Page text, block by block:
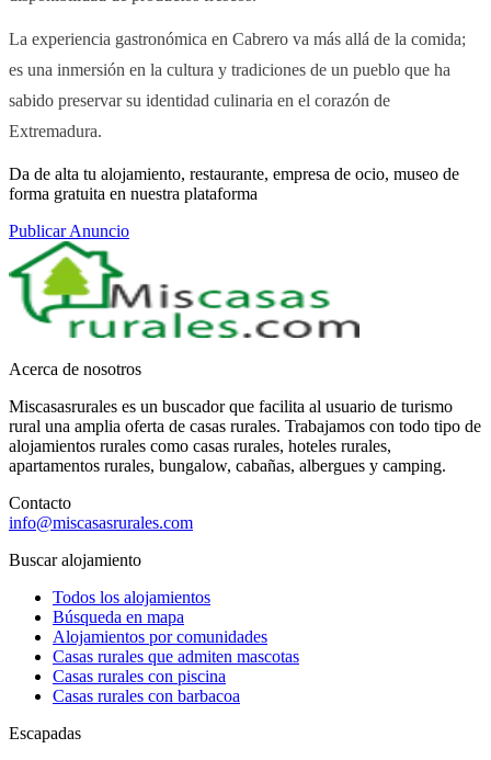
La experiencia gastronómica en Cabrero va más allá de la comida;
es una inmersión en la cultura y tradiciones de un pueblo que ha
sabido preservar su identidad culinaria en el corazón de
Extremadura.
Da de alta tu alojamiento, restaurante, empresa de ocio, museo de
forma gratuita en nuestra plataforma
Publicar Anuncio
Acerca de nosotros
Miscasasrurales es un buscador que facilita al usuario de turismo
rural una amplia oferta de casas rurales. Trabajamos con todo tipo de
alojamientos rurales como casas rurales, hoteles rurales,
apartamentos rurales, bungalow, cabañas, albergues y camping.
Contacto
info@miscasasrurales.com
Buscar alojamiento
Todos los alojamientos
Búsqueda en mapa
Alojamientos por comunidades
Casas rurales que admiten mascotas
Casas rurales con piscina
Casas rurales con barbacoa
Escapadas